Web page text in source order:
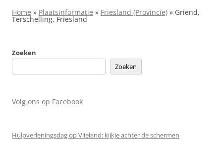
Home » Plaatsinformatie » Friesland (Provincie) » Griend,
Terschelling, Friesland
Zoeken
Zoeken
Volg ons op Facebook
Hulpverleningsdag op Vlieland: kijkje achter de schermen